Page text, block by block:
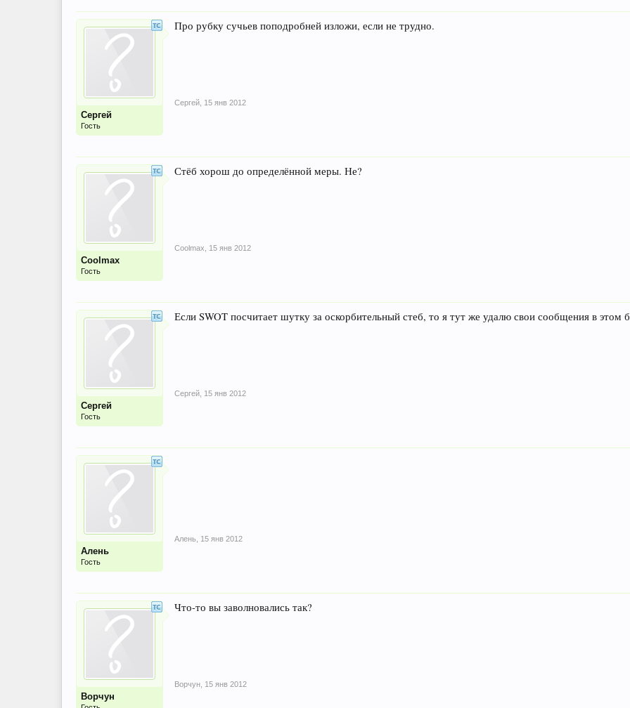
Сергей
Гость
Про рубку сучьев поподробней изложи, если не трудно.
Сергей 15 янв 2012
Coolmax
Гость
Стёб хорош до определённой меры. Не?
Coolmax 15 янв 2012
Сергей
Гость
Если SWOT посчитает шутку за оскорбительный стеб, то я тут же удалю свои сообщения в этом
Сергей 15 янв 2012
Алень
Гость
Алень 15 янв 2012
Ворчун
Что-то вы заволновались так?
Ворчун 15 янв 2012